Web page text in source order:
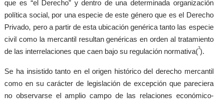
que es “el Derecho” y dentro de una determinada organización
política social, por una especie de este género que es el Derecho
Privado, pero a partir de esta ubicación genérica tanto las especie
civil como la mercantil resultan genéricas en orden al tratamiento
de las interrelaciones que caen bajo su regulación normativa(3).
Se ha insistido tanto en el origen histórico del derecho mercantil
como en su carácter de legislación de excepción que pareciera
no observarse el amplio campo de las relaciones económico-